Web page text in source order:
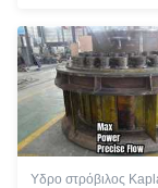
Υδρο στρόβιλος